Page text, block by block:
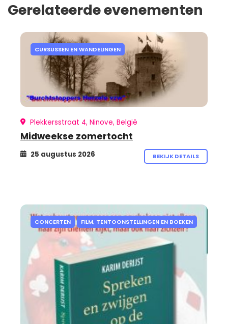
Gerelateerde evenementen
CURSUSSEN EN WANDELINGEN
Plekkersstraat 4, Ninove, België
Midweekse zomertocht
25 augustus 2026 BEKIJK DETAILS
CONCERTEN FILM, TENTOONSTELLINGEN EN BOEKEN